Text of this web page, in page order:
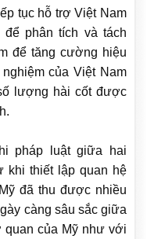
tục hỗ trợ Việt Nam
phân tích và tách
để tăng cường hiệu
của Việt Nam
lượng hài cốt được
pháp luật giữa hai
khi thiết lập quan hệ
đã thu được nhiều
càng sâu sắc giữa
quan của Mỹ như với